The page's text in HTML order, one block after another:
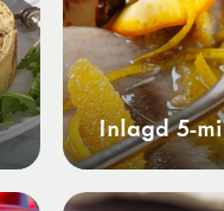
Inlagd 5-